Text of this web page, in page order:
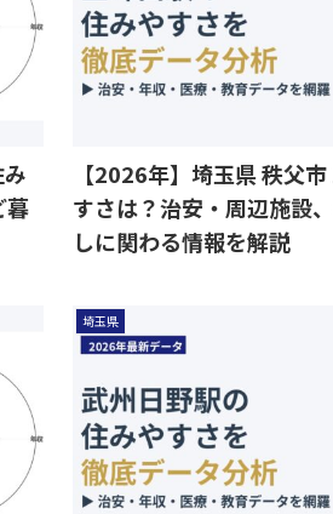
暮
【2026年】埼玉県 秩父
すさは？治安・周辺施設
しに関わる情報を解説
埼玉県